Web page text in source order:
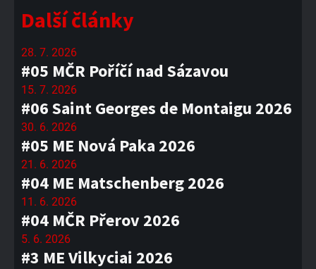
Další články
28. 7. 2026
#05 MČR Poříčí nad Sázavou
15. 7. 2026
#06 Saint Georges de Montaigu 2026
30. 6. 2026
#05 ME Nová Paka 2026
21. 6. 2026
#04 ME Matschenberg 2026
11. 6. 2026
#04 MČR Přerov 2026
5. 6. 2026
#3 ME Vilkyciai 2026